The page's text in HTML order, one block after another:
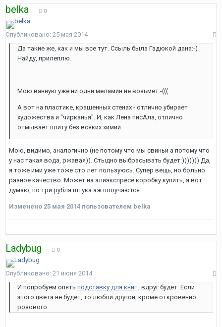
belka 0
Опубликовано: 25 мая 2014
Да такие же, как и мы все тут. Ссыль была Гадюкой дана:-)
Найду, прилеплю.
Мою ванную уже ни одни меламин не возьмет:-(((
А вот на пластике, крашенных стенах - отлично убирает
художества и "чирканья". И, как Лена писАла, отлично
отмывает плиту без всяких химий.
Мою, видимо, аналогично (не потому что мы свиньи а потому что
у нас такая вода, ржавая)). Стыдно выбрасывать будет:))))))) Да,
я тоже ими уже тоже сто лет пользуюсь. Супер вещь, но больно
разное качество. Может на алиэкспресе коробку купить, я вот
думаю, по три рубля штука аж получаются.
Изменено 25 мая 2014 пользователем belka
Ladybug 0
Опубликовано: 21 июня 2014
И попробуем опять подставку для книг, вдруг будет. Если
этого цвета не будет, то любой другой, кроме откровенно
розового